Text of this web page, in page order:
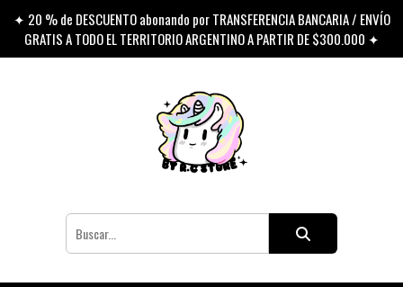
✦ 20 % de DESCUENTO abonando por TRANSFERENCIA BANCARIA / ENVÍO
GRATIS A TODO EL TERRITORIO ARGENTINO A PARTIR DE $300.000 ✦